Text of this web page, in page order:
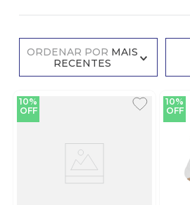
ORDENAR POR MAIS
RECENTES
10%
OFF
10%
OFF